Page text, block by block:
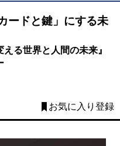
ードと鍵」にする未
る世界と人間の未来』
お気に入り登録